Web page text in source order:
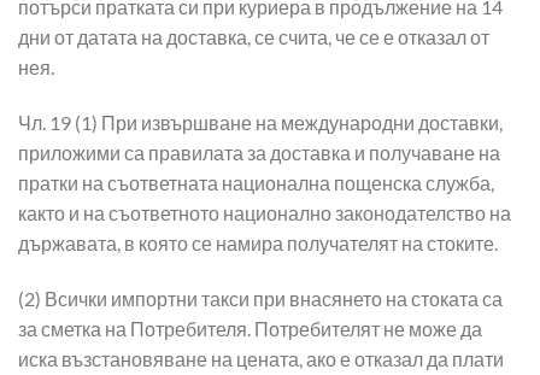
потърси пратката си при куриера в продължение на 14
дни от датата на доставка, се счита, че се е отказал от
нея.
Чл. 19 (1) При извършване на международни доставки,
приложими са правилата за доставка и получаване на
пратки на съответната национална пощенска служба,
както и на съответното национално законодателство на
държавата, в която се намира получателят на стоките.
(2) Всички импортни такси при внасянето на стоката са
за сметка на Потребителя. Потребителят не може да
иска възстановяване на цената, ако е отказал да плати